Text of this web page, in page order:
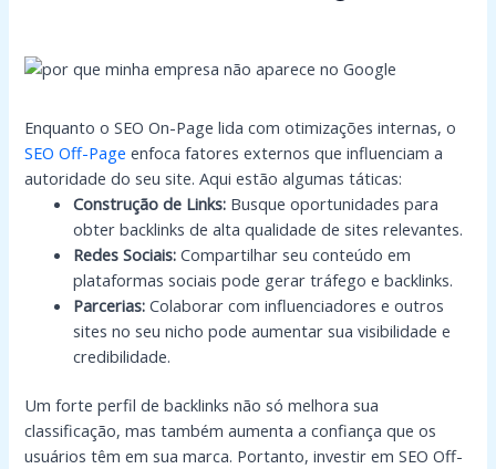
Enquanto o SEO On-Page lida com otimizações internas, o
SEO Off-Page enfoca fatores externos que influenciam a
autoridade do seu site. Aqui estão algumas táticas:
Construção de Links: Busque oportunidades para
obter backlinks de alta qualidade de sites relevantes.
Redes Sociais: Compartilhar seu conteúdo em
plataformas sociais pode gerar tráfego e backlinks.
Parcerias: Colaborar com influenciadores e outros
sites no seu nicho pode aumentar sua visibilidade e
credibilidade.
Um forte perfil de backlinks não só melhora sua
classificação, mas também aumenta a confiança que os
usuários têm em sua marca. Portanto, investir em SEO Off-